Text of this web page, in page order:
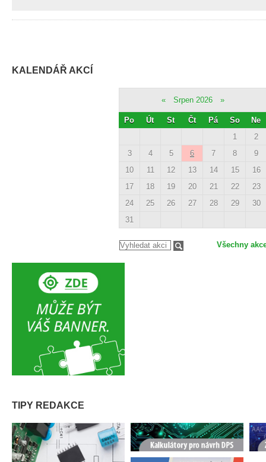
KALENDÁŘ AKCÍ
« Srpen 2026 »
Po Út St Čt Pá So
Ne
1
2
3
4 5 6 7 8
9
10
11 12 13 14 15
16
17
18 19 20 21 22
23
24
25 26 27 28 29
30
31
Všechny
TIPY REDAKCE